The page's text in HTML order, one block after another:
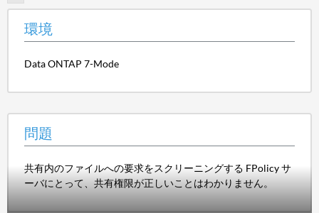
環境
Data ONTAP 7-Mode
問題
共有内のファイルへの要求をスクリーニングする FPolicy サ
ーバにとって、共有権限が正しいことはわかりません。